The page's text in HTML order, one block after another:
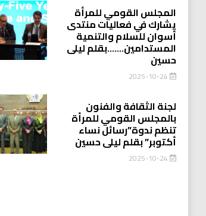
المجلس القومي للمرأة
يشارك في فعاليات منتدى
أسوان للسلام والتنمية
المستدامين…….بقلم ليلى
حسين
2025-10-24
لجنة الثقافة والفنون
بالمجلس القومي للمرأة
تنظم ندوة”رسائل نساء
أكتوبر” بقلم ليلى حسين
2025-10-24